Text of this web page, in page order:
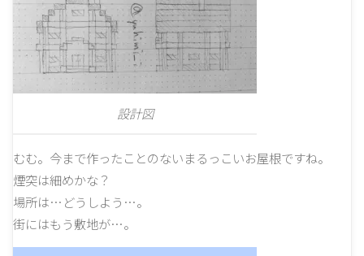
設計図
むむ。今まで作ったことのないまるっこいお屋根ですね。
煙突は細めかな？
場所は…どうしよう…。
街にはもう敷地が…。